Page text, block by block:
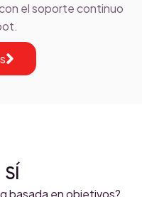
el soporte continuo
basada en objetivos?